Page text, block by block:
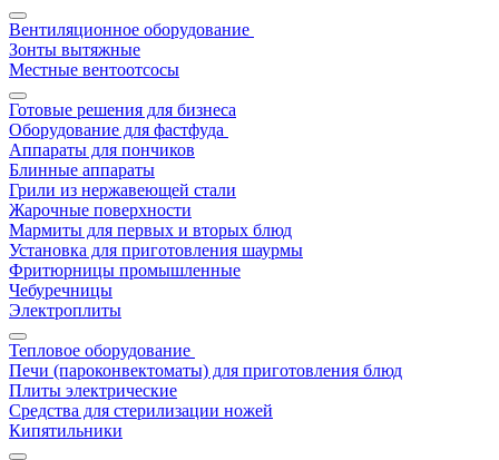
Вентиляционное оборудование
Зонты вытяжные
Местные вентоотсосы
Готовые решения для бизнеса
Оборудование для фастфуда
Аппараты для пончиков
Блинные аппараты
Грили из нержавеющей стали
Жарочные поверхности
Мармиты для первых и вторых блюд
Установка для приготовления шаурмы
Фритюрницы промышленные
Чебуречницы
Электроплиты
Тепловое оборудование
Печи (пароконвектоматы) для приготовления блюд
Плиты электрические
Средства для стерилизации ножей
Кипятильники